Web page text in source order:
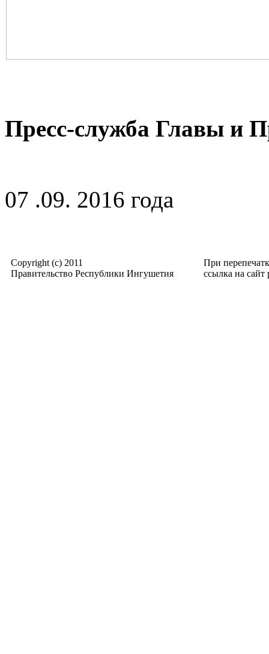
Пресс-служба Главы и
07 .09. 2016 года
Copyright (c) 2011
Правительство Республики Ингушетия
При
ссылка на сайт